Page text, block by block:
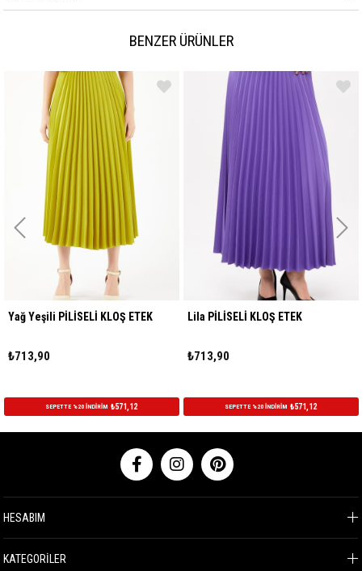
BENZER ÜRÜNLER
Yağ Yeşili PİLİSELİ KLOŞ ETEK
₺713,90
SEPETTE %20 İNDİRİM ₺571,12
Lila PİLİSELİ KLOŞ ETEK
₺713,90
SEPETTE %20 İNDİRİM ₺571,12
HESABIM
KATEGORİLER